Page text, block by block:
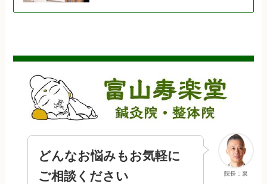
院長：泉
どんなお悩みもお気軽に
ご相談ください